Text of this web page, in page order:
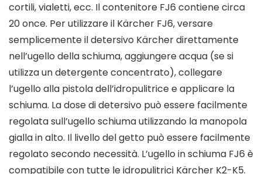
cortili, vialetti, ecc. Il contenitore FJ6 contiene circa
20 once. Per utilizzare il Kärcher FJ6, versare
semplicemente il detersivo Kärcher direttamente
nell’ugello della schiuma, aggiungere acqua (se si
utilizza un detergente concentrato), collegare
l’ugello alla pistola dell’idropulitrice e applicare la
schiuma. La dose di detersivo può essere facilmente
regolata sull’ugello schiuma utilizzando la manopola
gialla in alto. Il livello del getto può essere facilmente
regolato secondo necessità. L’ugello in schiuma FJ6 è
compatibile con tutte le idropulitrici Kärcher K2-K5.